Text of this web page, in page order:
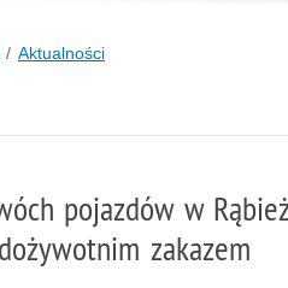
Aktualności
pojazdów w
zakazem